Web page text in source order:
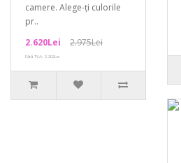
camere. Alege-ți culorile
pr..
2.620Lei
2.975Lei
Fără TVA: 2.202Lei